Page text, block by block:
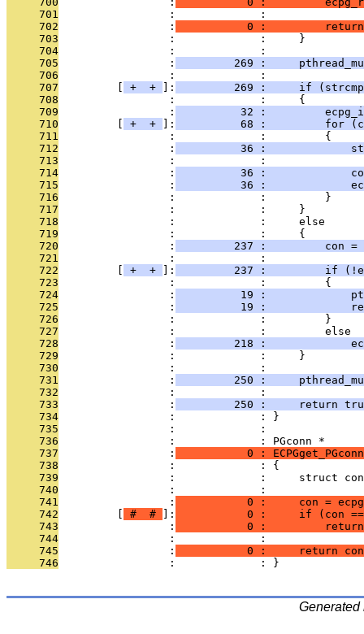
     701
:             :
     702
                 :
0 :
     703
                 :             :     }
     704
                 :             :
     705
                 :
269 :
     706
                 :             :
     707
+ + ]:
269 :     if
     708
                 :             :     {
     709
                 :
32 :
     710
+ + ]:
68 :         for
     711
                 :             :         {
     712
                 :
36 :
     713
                 :             :
     714
                 :
36 :
     715
                 :
36 :
     716
                 :             :         }
     717
                 :             :     }
     718
                 :             :     else
     719
                 :             :     {
     720
                 :
237 :         con =
     721
                 :             :
     722
+ + ]:
237 :         if
     723
                 :             :         {
     724
                 :
19 :
     725
                 :
19 :
     726
                 :             :         }
     727
                 :             :         else
     728
                 :
218 :
     729
                 :             :     }
     730
                 :             :
     731
                 :
250 :
     732
                 :             :
     733
                 :
250 :     return
     734
                 :             : }
     735
                 :             :
     736
                 :             : PGconn *
     737
                 :
0 :
     738
                 :             : {
     739
:             :     struct
     740
                 :             :
     741
                 :
0 :     con =
     742
# # ]:
0 :     if (con
     743
                 :
0 :
     744
                 :             :
     745
                 :
0 :     return
     746
                 :             : }